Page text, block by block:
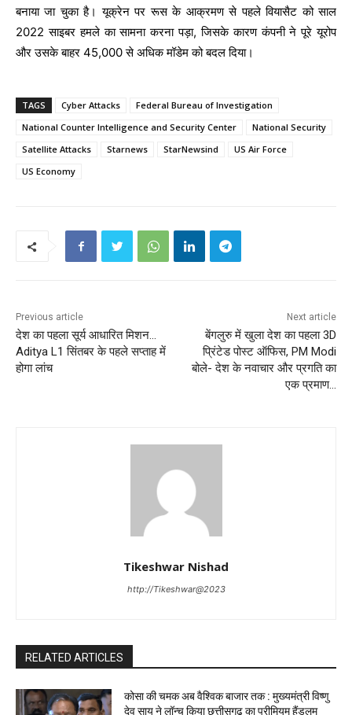
बनाया जा चुका है। यूक्रेन पर रूस के आक्रमण से पहले वियासैट को साल
2022 साइबर हमले का सामना करना पड़ा, जिसके कारण कंपनी ने पूरे यूरोप
और उसके बाहर 45,000 से अधिक मॉडेम को बदल दिया।
TAGS Cyber ​​Attacks
Federal Bureau of Investigation
National Counter Intelligence and Security Center
National Security
Satellite Attacks
Starnews StarNewsind
US Air Force
US Economy
Previous article
देश का पहला सूर्य आधारित मिशन…
Aditya L1 सिंतबर के पहले सप्ताह में
होगा लांच
Next article
बेंगलुरु में खुला देश का पहला 3D
प्रिंटेड पोस्ट ऑफिस, PM Modi
बोले- देश के नवाचार और प्रगति का
एक प्रमाण…
Tikeshwar Nishad
http://Tikeshwar@2023
RELATED ARTICLES
कोसा की चमक अब वैश्विक बाजार तक : मुख्यमंत्री विष्णु
देव साय ने लॉन्च किया छत्तीसगढ़ का प्रीमियम हैंडलूम